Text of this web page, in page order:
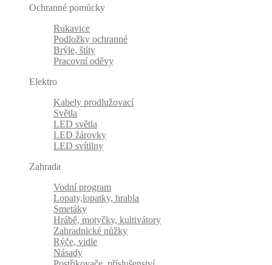
Ochranné pomůcky
Rukavice
Podložky ochranné
Brýle, štíty
Pracovní oděvy
Elektro
Kabely prodlužovací
Světla
LED světla
LED žárovky
LED svítilny
Zahrada
Vodní program
Lopaty,lopatky, hrabla
Smetáky
Hrábě, motyčky, kultivátory
Zahradnické nůžky
Rýče, vidle
Násady